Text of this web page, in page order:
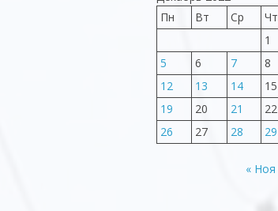
Пн
Вт Ср Чт
1
5
6 7 8
12
13 14 15
19
20 21 22
26
27 28 29
« Ноя